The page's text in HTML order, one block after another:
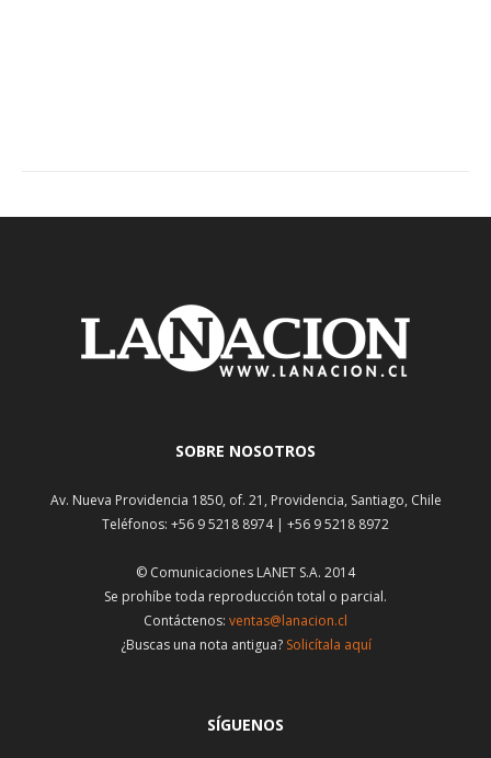
SOBRE NOSOTROS
Av. Nueva Providencia 1850, of. 21, Providencia, Santiago, Chile
Teléfonos: +56 9 5218 8974 | +56 9 5218 8972
© Comunicaciones LANET S.A. 2014
Se prohíbe toda reproducción total o parcial.
Contáctenos: ventas@lanacion.cl
¿Buscas una nota antigua? Solicítala aquí
SÍGUENOS